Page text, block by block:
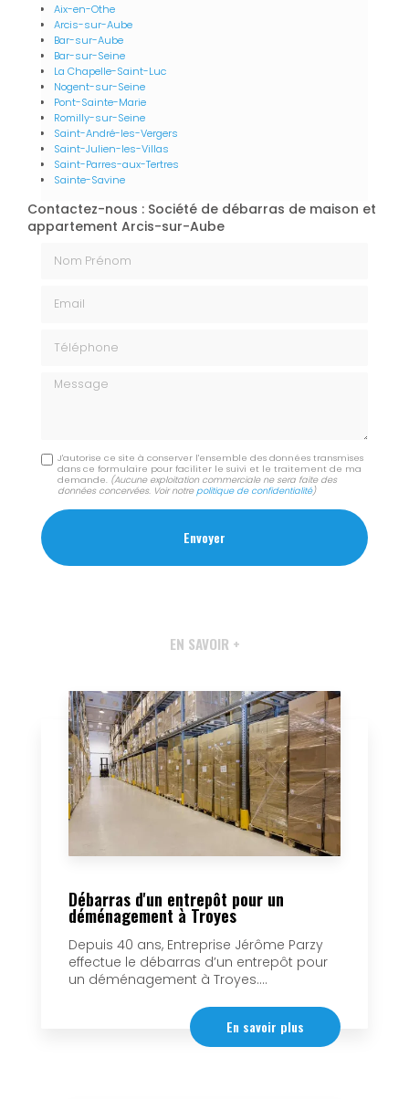
Aix-en-Othe
Arcis-sur-Aube
Bar-sur-Aube
Bar-sur-Seine
La Chapelle-Saint-Luc
Nogent-sur-Seine
Pont-Sainte-Marie
Romilly-sur-Seine
Saint-André-les-Vergers
Saint-Julien-les-Villas
Saint-Parres-aux-Tertres
Sainte-Savine
Contactez-nous : Société de débarras de maison et
appartement Arcis-sur-Aube
Message
J'autorise ce site à conserver l'ensemble des données transmises
dans ce formulaire pour faciliter le suivi et le traitement de ma
demande. (Aucune exploitation commerciale ne sera faite des
données concervées. Voir notrepolitique de confidentialité)
EN SAVOIR +
Débarras d'un entrepôt pour un
déménagement à Troyes
Depuis 40 ans, Entreprise Jérôme Parzy
effectue le débarras d’un entrepôt pour
un déménagement à Troyes....
En savoir plus